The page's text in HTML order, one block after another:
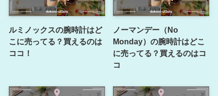
ルミノックスの腕時計はど
こに売ってる？買えるのは
ココ！
ノーマンデー（No
Monday）の腕時計はどこ
に売ってる？買えるのはコ
コ